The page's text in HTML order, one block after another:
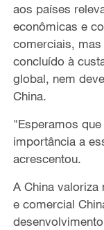
aos países
econômicas e
comerciais,
concluído à
global, nem
China.
"Esperamos
importância a
acrescentou.
A China
e comercial